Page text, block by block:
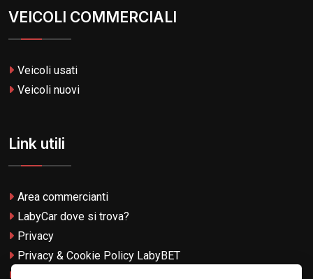
VEICOLI COMMERCIALI
Veicoli usati
Veicoli nuovi
Link utili
Area commercianti
LabyCar dove si trova?
Privacy
Privacy & Cookie Policy LabyBET